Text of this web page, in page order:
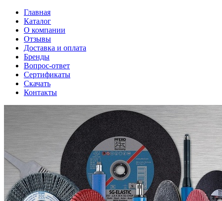
Главная
Каталог
О компании
Отзывы
Доставка и оплата
Бренды
Вопрос-ответ
Сертификаты
Скачать
Контакты